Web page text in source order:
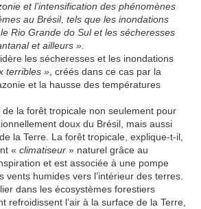
et l’intensification des phénomènes
au Brésil, tels que les inondations
Rio Grande do Sul et les sécheresses
et ailleurs ».
les sécheresses et les inondations
terribles » , créés dans ce cas par la
et la hausse des températures
la forêt tropicale non seulement pour
doux du Brésil, mais aussi
la Terre. La forêt tropicale, explique-t-il,
« climatiseur » naturel grâce au
et est associée à une pompe
vents humides vers l’intérieur des terres.
dans les écosystèmes forestiers
refroidissent l’air à la surface de la Terre,